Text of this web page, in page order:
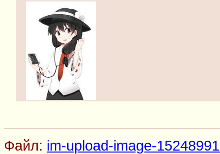
Файл: im-upload-image-